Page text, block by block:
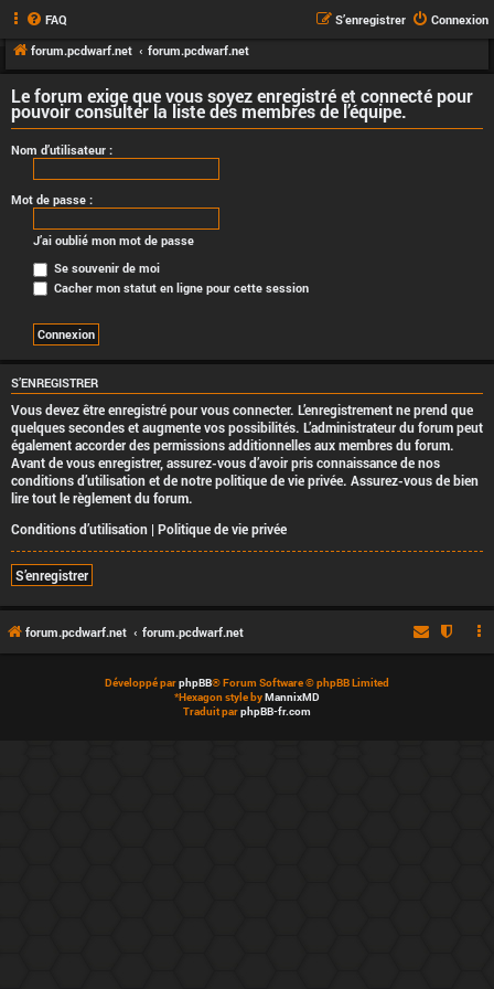
FAQ Connexion
S’enregistrer
forum.pcdwarf.net
forum.pcdwarf.net
Le forum exige que vous soyez enregistré et connecté pour
pouvoir consulter la liste des membres de l’équipe.
Nom d’utilisateur :
Mot de passe :
J’ai oublié mon mot de passe
Se souvenir de moi
Cacher mon statut en ligne pour cette session
S’ENREGISTRER
Vous devez être enregistré pour vous connecter. L’enregistrement ne prend que
quelques secondes et augmente vos possibilités. L’administrateur du forum peut
également accorder des permissions additionnelles aux membres du forum.
Avant de vous enregistrer, assurez-vous d’avoir pris connaissance de nos
conditions d’utilisation et de notre politique de vie privée. Assurez-vous de bien
lire tout le règlement du forum.
Conditions d’utilisation | Politique de vie privée
S’enregistrer
forum.pcdwarf.net forum.pcdwarf.net
Développé parphpBB® Forum Software © phpBB Limited
*Hexagon style byMannixMD
Traduit parphpBB-fr.com